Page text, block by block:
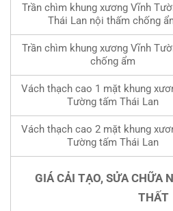
Trần chìm khung xương Vĩnh
Thái Lan nội thấm chống
Trần chìm khung xương Vĩnh
chống ẩm
Vách thạch cao 1 mặt khung
Tường tấm Thái Lan
Vách thạch cao 2 mặt khung
Tường tấm Thái Lan
GIÁ CẢI TẠO, SỬA CHỮA
THẤT